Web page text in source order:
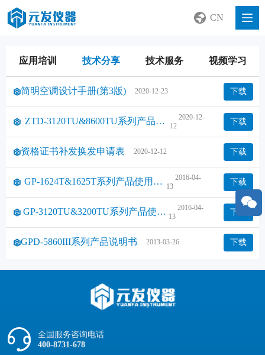
CN
应用培训 技术分享 技术服务 视频学习
简明空调设计手册(第3版) 2020-12-23 下载
ZTD-3120TU&8600TU系列产品使
2020-12-
12
下载
资格证书补发换发申请表 2020-12-12 下载
GP-1624T&1625T系列产品使用说
2016-04-
13
下载
GP-3120TU&3200TU系列产品使用
2016-04-
13
下载
GPD-5860III系列产品说明书 2013-03-26 下载
全国服务咨询电话
400-8731-678